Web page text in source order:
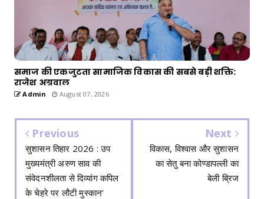
समाज की एकजुटता सामाजिक विकास की सबसे बड़ी शक्ति:
राजेश अग्रवाल
Admin August 07, 2026
Previous
सुशासन तिहार 2026 : उप
मुख्यमंत्री अरुण साव की
संवेदनशीलता से दिव्यांग कपिल
के चेहरे पर लौटी मुस्कान’
Next
विकास, विश्वास और सुशासन
का सेतु बना कोण्डापल्ली का
बेली ब्रिज